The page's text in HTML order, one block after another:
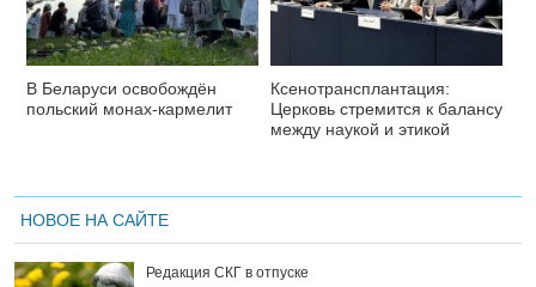
В Беларуси освобождён
польский монах-кармелит
Ксенотрансплантация:
Церковь стремится к балансу
между наукой и этикой
НОВОЕ НА САЙТЕ
Редакция СКГ в отпуске